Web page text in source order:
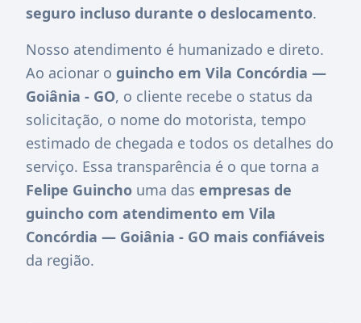
seguro incluso durante o deslocamento.
Nosso atendimento é humanizado e direto.
Ao acionar o guincho em Vila Concórdia —
Goiânia - GO, o cliente recebe o status da
solicitação, o nome do motorista, tempo
estimado de chegada e todos os detalhes do
serviço. Essa transparência é o que torna a
Felipe Guincho uma das empresas de
guincho com atendimento em Vila
Concórdia — Goiânia - GO mais confiáveis
da região.